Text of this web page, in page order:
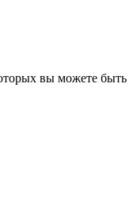
вы можете быть